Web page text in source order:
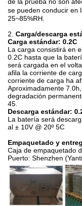
se pueden conducir en
25~85%RH.
2. Carga/descarga
Carga estándar: 0.2C
La carga consistirá en
0.2C hasta que la
será cargada en el
afila la corriente de
corriente de carga ha
Aproximadamente
degradación
45.
Descarga estándar:
La batería será
al ± 10V @ 20º 5C
Empaquetado y
Caja de empaquetado
Puerto: Shenzhen